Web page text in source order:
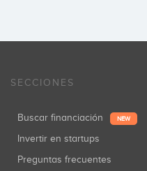
SECCIONES
Buscar financiación NEW
Invertir en startups
Preguntas frecuentes